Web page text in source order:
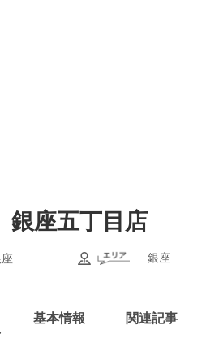
座五丁目店
銀座
基本情報 関連記事